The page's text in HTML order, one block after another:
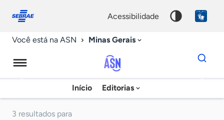
conosco
acessibilidade
Você está na ASN Minas Gerais
Agência
Sebrae
Início Editorias
Dados
para
chave
3 resultados para